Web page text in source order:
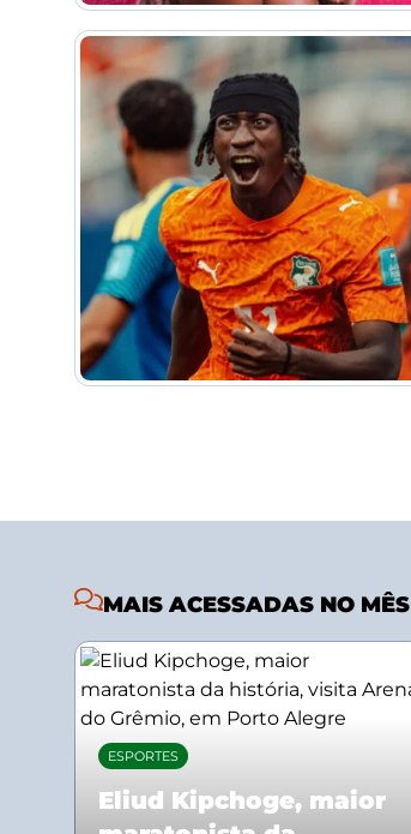
MAIS ACESSADAS NO MÊS
ESPORTES
Eliud Kipchoge, maior